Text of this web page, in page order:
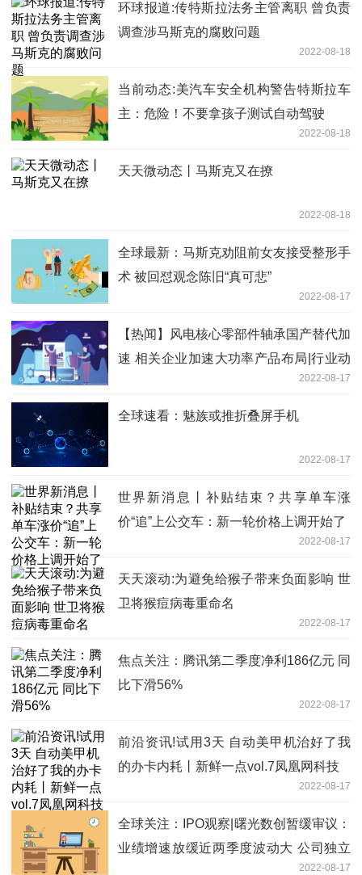
环球报道:传特斯拉法务主管离职 曾负责
调查涉马斯克的腐败问题
2022-08-18
当前动态:美汽车安全机构警告特斯拉车
主：危险！不要拿孩子测试自动驾驶
2022-08-18
天天微动态丨马斯克又在撩
2022-08-18
全球最新：马斯克劝阻前女友接受整形手
术 被回怼观念陈旧“真可悲”
2022-08-17
【热闻】风电核心零部件轴承国产替代加
速 相关企业加速大功率产品布局|行业动
2022-08-17
全球速看：魅族或推折叠屏手机
2022-08-17
世界新消息丨补贴结束？共享单车涨
价“追”上公交车：新一轮价格上调开始了
2022-08-17
天天滚动:为避免给猴子带来负面影响 世
卫将猴痘病毒重命名
2022-08-17
焦点关注：腾讯第二季度净利186亿元 同
比下滑56%
2022-08-17
前沿资讯!试用3天 自动美甲机治好了我
的办卡内耗丨新鲜一点vol.7凤凰网科技
2022-08-17
全球关注：IPO观察|曙光数创暂缓审议：
业绩增速放缓近两季度波动大 公司独立
2022-08-17